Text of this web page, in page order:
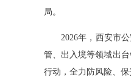
局。
2026年，西安市公
管、出入境等领域出
行动，全力防风险、保